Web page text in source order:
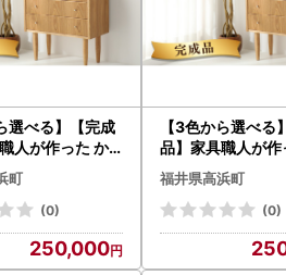
選べる】【完成
人が作った か
ゃれな 木製 3
(黒)
町
(0)
250,000
【3色から選べる
品】家具職人が作
わいい おしゃれな
段チェスト(赤)
福井県高浜町
(0)